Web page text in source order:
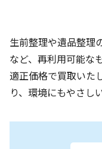
生前整理や遺品整理
など、再利用可能な
適正価格で買取いた
り、環境にもやさし